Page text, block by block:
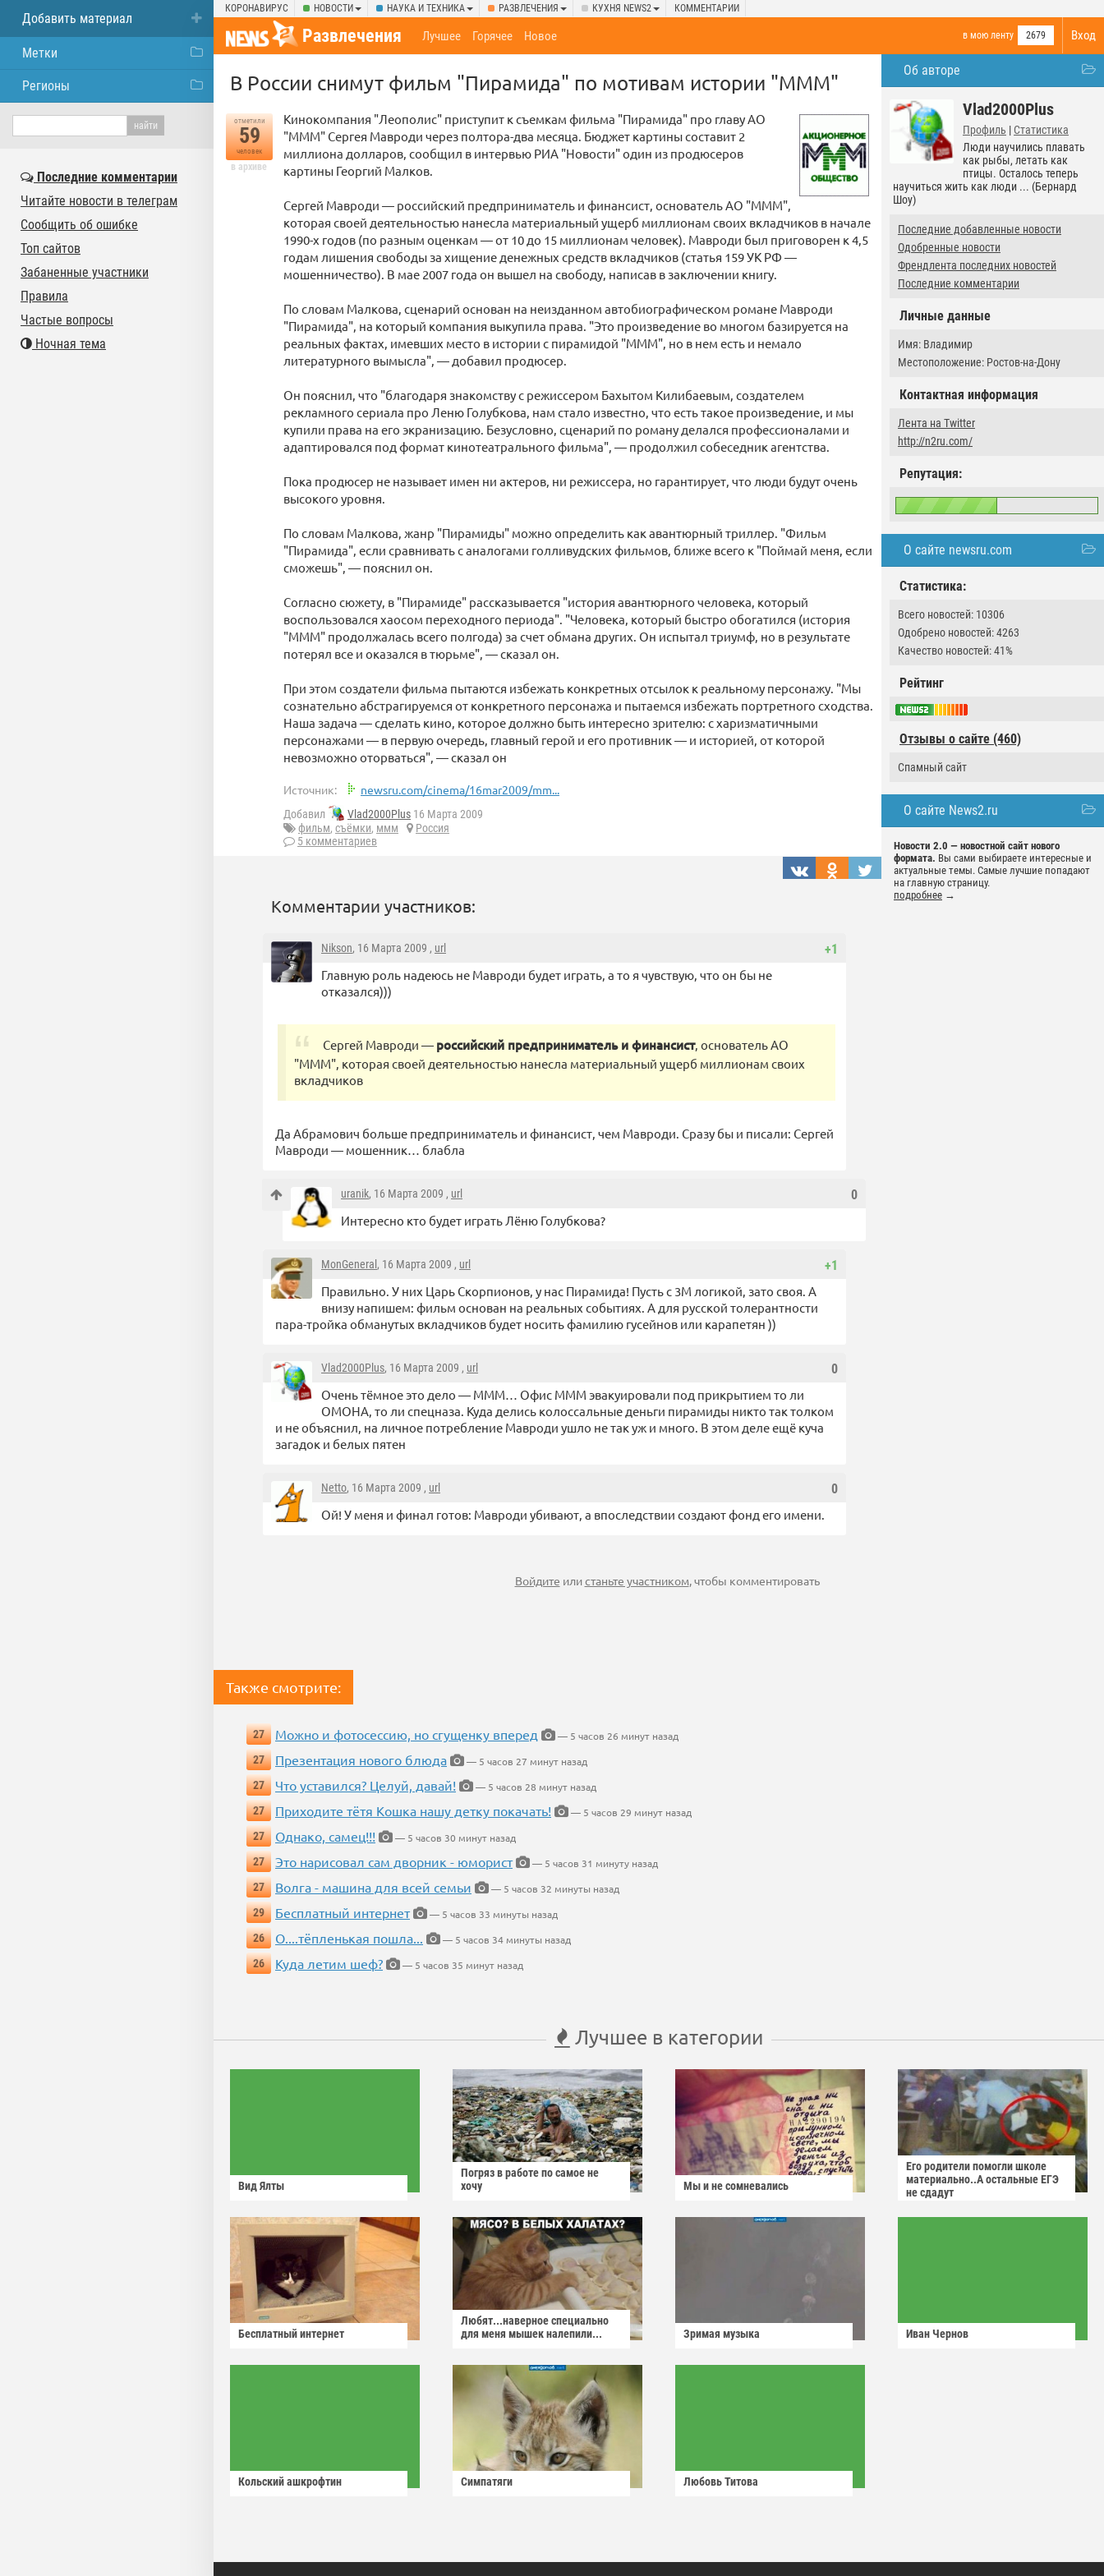
КОРОНАВИРУС НОВОСТИ НАУКА И ТЕХНИКА РАЗВЛЕЧЕНИЯ КУХНЯ NEWS2 КОММЕНТАРИИ
Вход
Развлечения в мою ленту 2679
Лучшее Горячее Новое
Об авторе
Vlad2000Plus
Профиль | Статистика
Люди научились плавать
как рыбы, летать как
птицы. Осталось теперь
научиться жить как люди ... (Бернард
Шоу)
Последние добавленные новости
Одобренные новости
Френдлента последних новостей
Последние комментарии
Личные данные
Имя: Владимир
Местоположение: Ростов-на-Дону
Контактная информация
Лента на Twitter
http://n2ru.com/
Репутация:
О сайте newsru.com
Статистика:
Всего новостей: 10306
Одобрено новостей: 4263
Качество новостей: 41%
Рейтинг
Отзывы о сайте (460)
Спамный сайт
О сайте News2.ru
Новости 2.0 — новостной сайт нового
формата. Вы сами выбираете интересные и
актуальные темы. Самые лучшие попадают
на главную страницу.
подробнее →
В России снимут фильм "Пирамида" по мотивам истории "МММ"
отметили
59
человек
в архиве
Кинокомпания "Леополис" приступит к съемкам фильма "Пирамида" про главу АО
"МММ" Сергея Мавроди через полтора-два месяца. Бюджет картины составит 2
миллиона долларов, сообщил в интервью РИА "Новости" один из продюсеров
картины Георгий Малков.
Сергей Мавроди — российский предприниматель и финансист, основатель АО "МММ",
которая своей деятельностью нанесла материальный ущерб миллионам своих вкладчиков в начале
1990-х годов (по разным оценкам — от 10 до 15 миллионам человек). Мавроди был приговорен к 4,5
годам лишения свободы за хищение денежных средств вкладчиков (статья 159 УК РФ —
мошенничество). В мае 2007 года он вышел на свободу, написав в заключении книгу.
По словам Малкова, сценарий основан на неизданном автобиографическом романе Мавроди
"Пирамида", на который компания выкупила права. "Это произведение во многом базируется на
реальных фактах, имевших место в истории с пирамидой "МММ", но в нем есть и немало
литературного вымысла", — добавил продюсер.
Он пояснил, что "благодаря знакомству с режиссером Бахытом Килибаевым, создателем
рекламного сериала про Леню Голубкова, нам стало известно, что есть такое произведение, и мы
купили права на его экранизацию. Безусловно, сценарий по роману делался профессионалами и
адаптировался под формат кинотеатрального фильма", — продолжил собеседник агентства.
Пока продюсер не называет имен ни актеров, ни режиссера, но гарантирует, что люди будут очень
высокого уровня.
По словам Малкова, жанр "Пирамиды" можно определить как авантюрный триллер. "Фильм
"Пирамида", если сравнивать с аналогами голливудских фильмов, ближе всего к "Поймай меня, если
сможешь", — пояснил он.
Согласно сюжету, в "Пирамиде" рассказывается "история авантюрного человека, который
воспользовался хаосом переходного периода". "Человека, который быстро обогатился (история
"МММ" продолжалась всего полгода) за счет обмана других. Он испытал триумф, но в результате
потерял все и оказался в тюрьме", — сказал он.
При этом создатели фильма пытаются избежать конкретных отсылок к реальному персонажу. "Мы
сознательно абстрагируемся от конкретного персонажа и пытаемся избежать портретного сходства.
Наша задача — сделать кино, которое должно быть интересно зрителю: с харизматичными
персонажами — в первую очередь, главный герой и его противник — и историей, от которой
невозможно оторваться", — сказал он
Источник: newsru.com/cinema/16mar2009/mm...
Добавил Vlad2000Plus 16 Марта 2009
фильм, съёмки, ммм
Россия
5 комментариев
Комментарии участников:
+1
Nikson, 16 Марта 2009 , url
Главную роль надеюсь не Мавроди будет играть, а то я чувствую, что он бы не
отказался)))
Сергей Мавроди — российский предприниматель и финансист, основатель АО
"МММ", которая своей деятельностью нанесла материальный ущерб миллионам своих
вкладчиков
Да Абрамович больше предприниматель и финансист, чем Мавроди. Сразу бы и писали: Сергей
Мавроди — мошенник… блабла
0
uranik, 16 Марта 2009 , url
Интересно кто будет играть Лёню Голубкова?
+1
MonGeneral , 16 Марта 2009 , url
Правильно. У них Царь Скорпионов, у нас Пирамида! Пусть с 3М логикой, зато своя. А
внизу напишем: фильм основан на реальных событиях. А для русской толерантности
пара-тройка обманутых вкладчиков будет носить фамилию гусейнов или карапетян ))
0
Vlad2000Plus, 16 Марта 2009 , url
Очень тёмное это дело — МММ… Офис МММ эвакуировали под прикрытием то ли
ОМОНА, то ли спецназа. Куда делись колоссальные деньги пирамиды никто так толком
и не объяснил, на личное потребление Мавроди ушло не так уж и много. В этом деле ещё куча
загадок и белых пятен
0
Netto, 16 Марта 2009 , url
Ой! У меня и финал готов: Мавроди убивают, а впоследствии создают фонд его имени.
Войдите илистаньте участником, чтобы комментировать
Также смотрите:
27 Можно и фотосессию, но сгущенку вперед
— 5 часов 26 минут назад
27
Презентация нового блюда
— 5 часов 27 минут назад
27
Что уставился? Целуй, давай!
— 5 часов 28 минут назад
27
Приходите тётя Кошка нашу детку покачать!
— 5 часов 29 минут назад
27
Однако, самец!!!
— 5 часов 30 минут назад
27
Это нарисовал сам дворник - юморист
— 5 часов 31 минуту назад
27
Волга - машина для всей семьи
— 5 часов 32 минуты назад
29
Бесплатный интернет
— 5 часов 33 минуты назад
26
О....тёпленькая пошла...
— 5 часов 34 минуты назад
26
Куда летим шеф? — 5 часов 35 минут назад
Лучшее в категории
Вид Ялты
Погряз в работе по самое не
хочу
Мы и не сомневались
Его родители помогли школе
материально..А остальные ЕГЭ
не сдадут
Бесплатный интернет
Любят...наверное специально
для меня мышек налепили...
Зримая музыка Иван Чернов
Кольский ашкрофтин Симпатяги Любовь Титова
Добавить материал
Метки
Регионы
Последние комментарии
Читайте новости в телеграм
Сообщить об ошибке
Топ сайтов
Забаненные участники
Правила
Частые вопросы
Ночная тема